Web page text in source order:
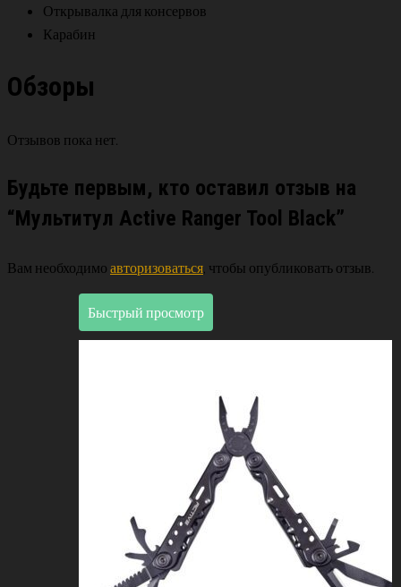
Открывалка для консервов
Карабин
Обзоры
Отзывов пока нет.
Будьте первым, кто оставил отзыв на
“Мультитул Active Ranger Tool Black”
Вам необходимо авторизоваться , чтобы опубликовать отзыв.
Быстрый просмотр